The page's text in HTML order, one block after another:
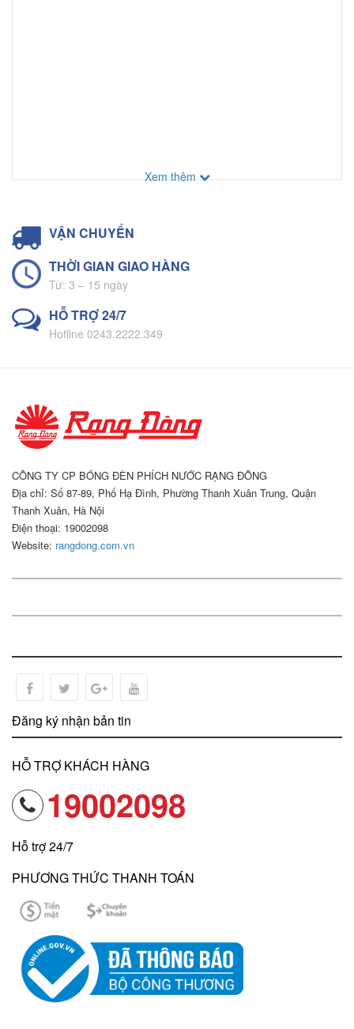
Xem thêm
VẬN CHUYỂN
THỜI GIAN GIAO HÀNG
Từ: 3 – 15 ngày
HỖ TRỢ 24/7
Hotline 0243.2222.349
CÔNG TY CP BÓNG ĐÈN PHÍCH NƯỚC RẠNG ĐÔNG
Địa chỉ: Số 87-89, Phố Hạ Đình, Phường Thanh Xuân Trung, Quận
Thanh Xuân, Hà Nội
Điện thoại: 19002098
Website: rangdong.com.vn
Đăng ký nhận bản tin
HỖ TRỢ KHÁCH HÀNG
19002098
Hỗ trợ 24/7
PHƯƠNG THỨC THANH TOÁN